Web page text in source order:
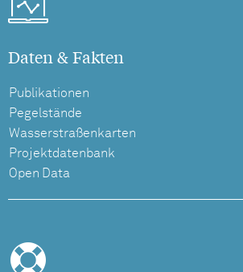
Daten & Fakten
Publikationen
Pegelstände
Wasserstraßenkarten
Projektdatenbank
Open Data